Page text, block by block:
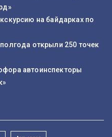
на байдарках по
открыли 250 точек
автоинспекторы